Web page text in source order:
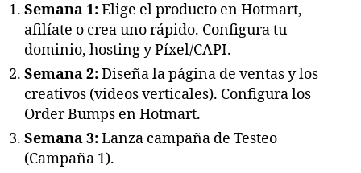
Semana 1:Elige el producto en Hotmart,
afilíate o crea uno rápido. Configura tu
dominio, hosting y Píxel/CAPI.
Semana 2:Diseña la página de ventas y los
creativos (videos verticales). Configura los
Order Bumps en Hotmart.
Semana 3:Lanza campaña de Testeo
(Campaña 1).